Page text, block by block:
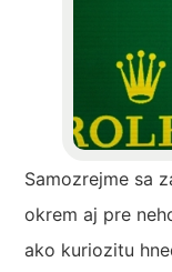
Samozrejme sa
okrem aj pre
ako kuriozitu